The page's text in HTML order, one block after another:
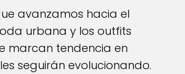
avanzamos hacia el
urbana y los outfits
marcan tendencia en
seguirán evolucionando.